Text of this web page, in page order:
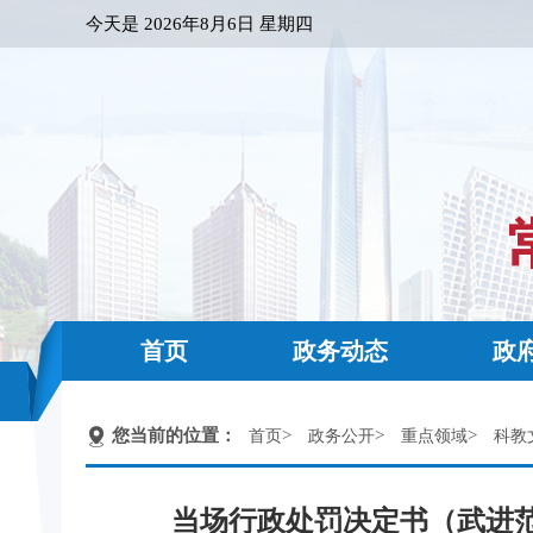
今天是 2026年8月6日 星期四
首页 政务动态 政
您当前的位置： 首页> 政务公开> 重点领域> 科教
当场行政处罚决定书（武进